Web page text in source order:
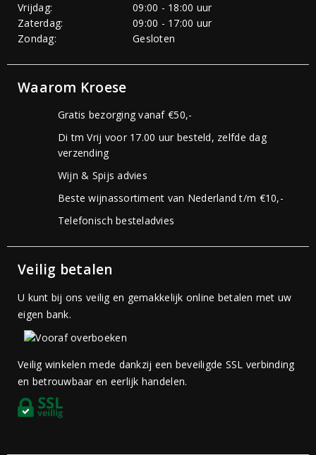
Vrijdag:
09:00 - 18:00 uur
Zaterdag:
09:00 - 17:00 uur
Zondag:
Gesloten
Waarom Kroese
Gratis bezorging vanaf €50,-
Di tm Vrij voor 17.00 uur besteld, zelfde dag
verzending
Wijn & Spijs advies
Beste wijnassortiment van Nederland t/m €10,-
Telefonisch besteladvies
Veilig betalen
U kunt bij ons veilig en gemakkelijk online betalen met uw
eigen bank.
Veilig winkelen mede dankzij een beveiligde SSL verbinding
en betrouwbaar en eerlijk handelen.